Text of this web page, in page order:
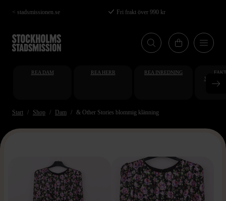
Hoppa
till
huvudinnehåll
< stadsmissionen.se Fri frakt över 990 kr
REA DAM REA HERR REA INREDNING
Start Shop Dam & Other Stories blommig klänning